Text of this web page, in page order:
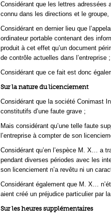
Considérant que les lettres adressées
connu dans les directions et le
Considérant en dernier lieu que
ordinateur portable contenant des
produit à cet effet qu’un document
de contrôle actuelles dans l’entreprise ;
Considérant que ce fait est donc
Sur la nature du licenciement
Considérant que la société Conimast
constitutifs d’une faute grave ;
Mais considérant qu’une telle faute
l’entreprise à compter de son
Considérant qu’en l’espèce M. X… a
pendant diverses périodes avec les
son licenciement n’a revêtu ni un
Considérant également que M. X…
aient créé un préjudice particulier par
Sur les heures supplémentaires